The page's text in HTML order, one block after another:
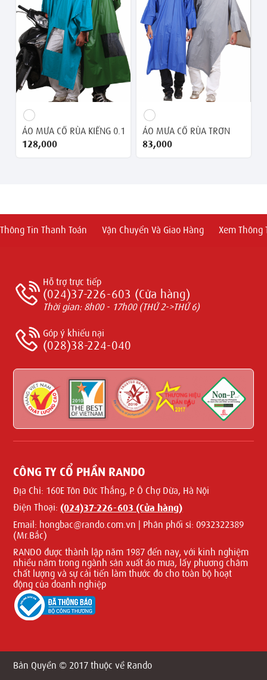
ÁO MƯA CỔ RÙA KIẾNG 0.17
128,000 ₫
ÁO MƯA CỔ RÙA TRƠN
83,000 ₫
Thông Tin Thanh Toán Vận Chuyển Và Giao Hàng Xem Thông
Hỗ trợ trực tiếp
(024)37-226-603 (Cửa hàng)
Thời gian: 8h00 - 17h00 (THỨ 2->THỨ 6)
Góp ý khiếu nại
(028)38-224-040
CÔNG TY CỔ PHẦN RANDO
Địa Chỉ: 160E Tôn Đức Thắng, P. Ô Chợ Dừa, Hà Nội
Điện Thoại:(024)37-226-603 (Cửa hàng)
Email: hongbac@rando.com.vn | Phân phối sỉ: 0932322389
(Mr.Bắc)
RANDO được thành lập năm 1987 đến nay, với kinh nghiệm
nhiều năm trong ngành sản xuất áo mưa, lấy phương châm
chất lượng và sự cải tiến làm thước đo cho toàn bộ hoạt
động của doanh nghiệp
Bản Quyền © 2017 thuộc về Rando